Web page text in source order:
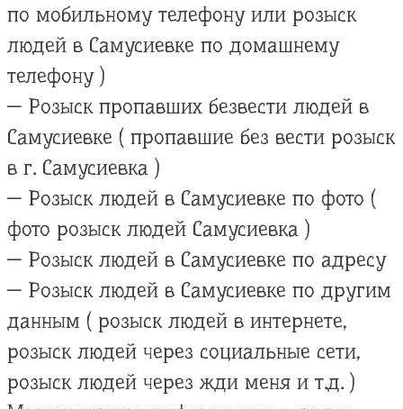
по мобильному телефону или розыск
людей в Самусиевке по домашнему
телефону )
— Розыск пропавших безвести людей в
Самусиевке ( пропавшие без вести розыск
в г. Самусиевка )
— Розыск людей в Самусиевке по фото (
фото розыск людей Самусиевка )
— Розыск людей в Самусиевке по адресу
— Розыск людей в Самусиевке по другим
данным ( розыск людей в интернете,
розыск людей через социальные сети,
розыск людей через жди меня и т.д. )